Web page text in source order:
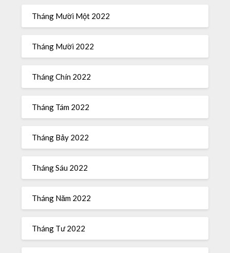
Tháng Mười Một 2022
Tháng Mười 2022
Tháng Chín 2022
Tháng Tám 2022
Tháng Bảy 2022
Tháng Sáu 2022
Tháng Năm 2022
Tháng Tư 2022